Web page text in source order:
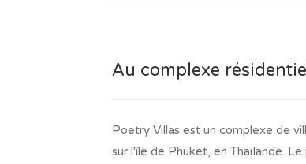
Au complexe
Poetry Villas est un complexe de
sur l'île de Phuket, en Thaïlande.